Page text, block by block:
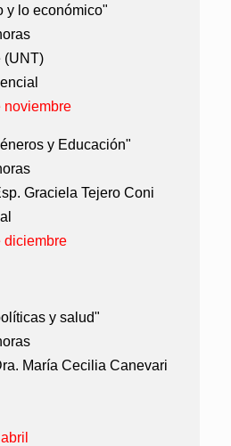
y lo económico"
(UNT)
noviembre
y Educación"
Graciela Tejero Coni
diciembre
y salud"
María Cecilia Canevari